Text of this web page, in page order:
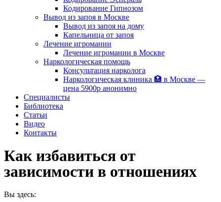
Кодирование Гипнозом
Вывод из запоя в Москве
Вывод из запоя на дому
Капельница от запоя
Лечение игромании
Лечение игромании в Москве
Наркологическая помощь
Консультация нарколога
Наркологическая клиника 🏥 в Москве —
цена 5900р анонимно
Специалисты
Библиотека
Статьи
Видео
Контакты
Как избавиться от
зависимости в отношениях
Вы здесь: